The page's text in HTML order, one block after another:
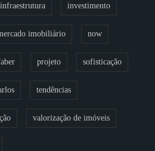
infraestrutura investimento
imobiliário now
projeto sofisticação
tendências
valorização de imóveis